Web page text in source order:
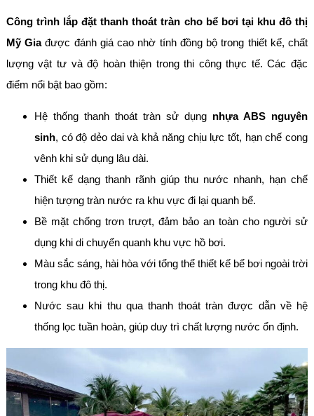
Công trình lắp đặt thanh thoát tràn cho bể bơi tại khu đô thị
Mỹ Giađược đánh giá cao nhờ tính đồng bộ trong thiết kế, chất
lượng vật tư và độ hoàn thiện trong thi công thực tế. Các đặc
điểm nổi bật bao gồm:
Hệ thống thanh thoát tràn sử dụng nhựa ABS nguyên
sinh, có độ dẻo dai và khả năng chịu lực tốt, hạn chế cong
vênh khi sử dụng lâu dài.
Thiết kế dạng thanh rãnh giúp thu nước nhanh, hạn chế
hiện tượng tràn nước ra khu vực đi lại quanh bể.
Bề mặt chống trơn trượt, đảm bảo an toàn cho người sử
dụng khi di chuyển quanh khu vực hồ bơi.
Màu sắc sáng, hài hòa với tổng thể thiết kế bể bơi ngoài trời
trong khu đô thị.
Nước sau khi thu qua thanh thoát tràn được dẫn về hệ
thống lọc tuần hoàn, giúp duy trì chất lượng nước ổn định.